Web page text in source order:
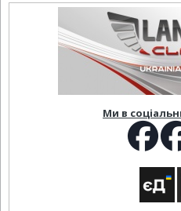
Ми в